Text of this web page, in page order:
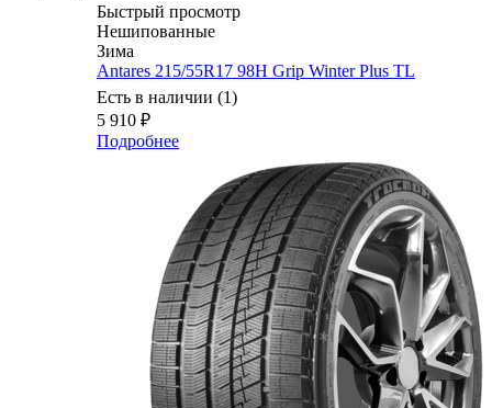
Быстрый просмотр
Нешипованные
Зима
Antares 215/55R17 98H Grip Winter Plus TL
Есть в наличии (1)
5 910 ₽
Подробнее